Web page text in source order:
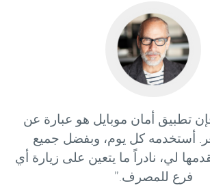
تطبيق أمان موبايل هو عبارة عن
أستخدمه كل يوم، وبفضل جميع
لي، نادراً ما يتعين على زيارة أي
فرع للمصرف.”